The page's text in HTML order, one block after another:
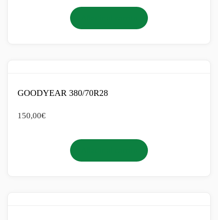
GOODYEAR 380/70R28
150,00€